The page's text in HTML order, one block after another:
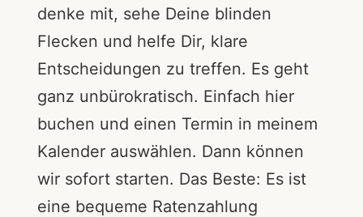
denke mit, sehe Deine blinden
Flecken und helfe Dir, klare
Entscheidungen zu treffen. Es geht
ganz unbürokratisch. Einfach hier
buchen und einen Termin in meinem
Kalender auswählen. Dann können
wir sofort starten. Das Beste: Es ist
eine bequeme Ratenzahlung